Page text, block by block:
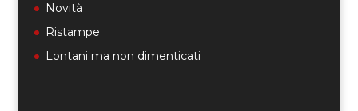
Novità
Ristampe
Lontani ma non dimenticati